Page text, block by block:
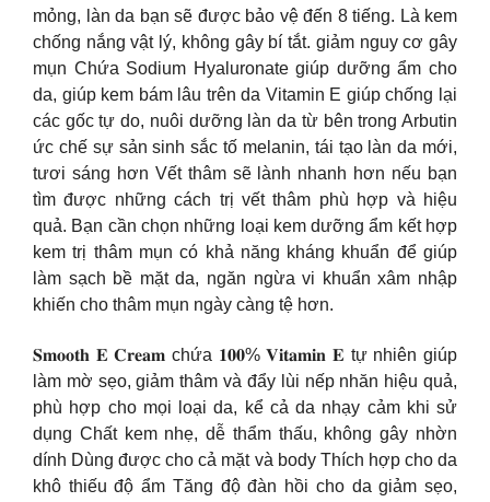
mỏng, làn da bạn sẽ được bảo vệ đến 8 tiếng. Là kem
chống nắng vật lý, không gây bí tắt. giảm nguy cơ gây
mụn Chứa Sodium Hyaluronate giúp dưỡng ẩm cho
da, giúp kem bám lâu trên da Vitamin E giúp chống lại
các gốc tự do, nuôi dưỡng làn da từ bên trong Arbutin
ức chế sự sản sinh sắc tố melanin, tái tạo làn da mới,
tươi sáng hơn Vết thâm sẽ lành nhanh hơn nếu bạn
tìm được những cách trị vết thâm phù hợp và hiệu
quả. Bạn cần chọn những loại kem dưỡng ẩm kết hợp
kem trị thâm mụn có khả năng kháng khuẩn để giúp
làm sạch bề mặt da, ngăn ngừa vi khuẩn xâm nhập
khiến cho thâm mụn ngày càng tệ hơn.
𝐒𝐦𝐨𝐨𝐭𝐡 𝐄 𝐂𝐫𝐞𝐚𝐦 chứa 𝟏𝟎𝟎% 𝐕𝐢𝐭𝐚𝐦𝐢𝐧 𝐄 tự nhiên giúp
làm mờ sẹo, giảm thâm và đẩy lùi nếp nhăn hiệu quả,
phù hợp cho mọi loại da, kể cả da nhạy cảm khi sử
dụng Chất kem nhẹ, dễ thẩm thấu, không gây nhờn
dính Dùng được cho cả mặt và body Thích hợp cho da
khô thiếu độ ẩm Tăng độ đàn hồi cho da giảm sẹo,